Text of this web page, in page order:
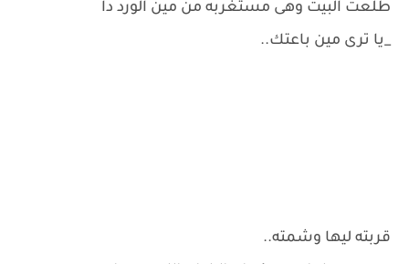
طلعت البيت وهى مستغربه من مين الورد دا
_يا ترى مين باعتك..
قربته ليها وشمته..